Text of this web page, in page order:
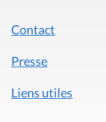
Contact
Presse
Liens utiles